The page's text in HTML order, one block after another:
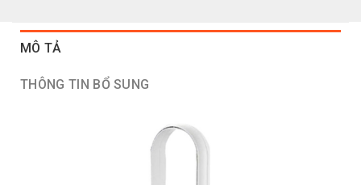
MÔ TẢ
THÔNG TIN BỔ SUNG